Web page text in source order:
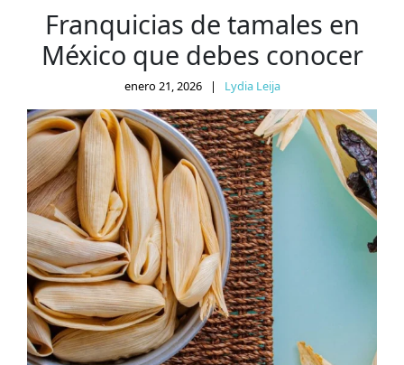
Franquicias de tamales en
México que debes conocer
enero 21, 2026 | Lydia Leija